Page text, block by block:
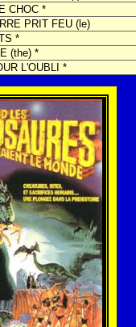
CHOC *
PRIT FEU (le)
*
(the) *
L'OUBLI *